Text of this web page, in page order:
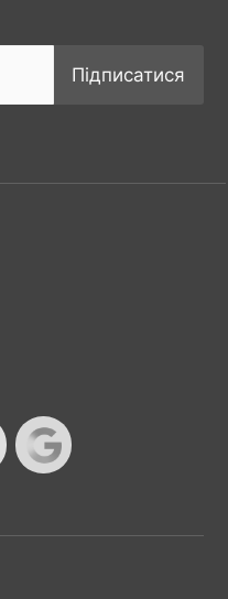
Підписатися